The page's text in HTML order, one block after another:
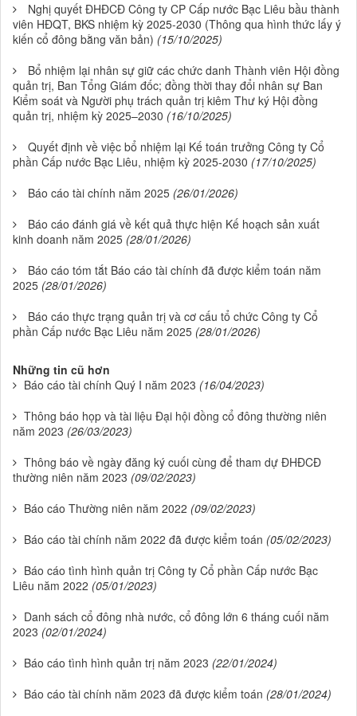
Nghị quyết ĐHĐCĐ Công ty CP Cấp nước Bạc Liêu bầu thành
viên HĐQT, BKS nhiệm kỳ 2025-2030 (Thông qua hình thức lấy ý
kiến cổ đông bằng văn bản) (15/10/2025)
Bổ nhiệm lại nhân sự giữ các chức danh Thành viên Hội đồng
quản trị, Ban Tổng Giám đốc; đồng thời thay đổi nhân sự Ban
Kiểm soát và Người phụ trách quản trị kiêm Thư ký Hội đồng
quản trị, nhiệm kỳ 2025–2030 (16/10/2025)
Quyết định về việc bổ nhiệm lại Kế toán trưởng Công ty Cổ
phần Cấp nước Bạc Liêu, nhiệm kỳ 2025-2030 (17/10/2025)
Báo cáo tài chính năm 2025 (26/01/2026)
Báo cáo đánh giá về kết quả thực hiện Kế hoạch sản xuất
kinh doanh năm 2025 (28/01/2026)
Báo cáo tóm tắt Báo cáo tài chính đã được kiểm toán năm
2025 (28/01/2026)
Báo cáo thực trạng quản trị và cơ cấu tổ chức Công ty Cổ
phần Cấp nước Bạc Liêu năm 2025 (28/01/2026)
Những tin cũ hơn
Báo cáo tài chính Quý I năm 2023 (16/04/2023)
Thông báo họp và tài liệu Đại hội đồng cổ đông thường niên
năm 2023 (26/03/2023)
Thông báo về ngày đăng ký cuối cùng để tham dự ĐHĐCĐ
thường niên năm 2023 (09/02/2023)
Báo cáo Thường niên năm 2022 (09/02/2023)
Báo cáo tài chính năm 2022 đã được kiểm toán (05/02/2023)
Báo cáo tình hình quản trị Công ty Cổ phần Cấp nước Bạc
Liêu năm 2022 (05/01/2023)
Danh sách cổ đông nhà nước, cổ đông lớn 6 tháng cuối năm
2023 (02/01/2024)
Báo cáo tình hình quản trị năm 2023 (22/01/2024)
Báo cáo tài chính năm 2023 đã được kiểm toán (28/01/2024)